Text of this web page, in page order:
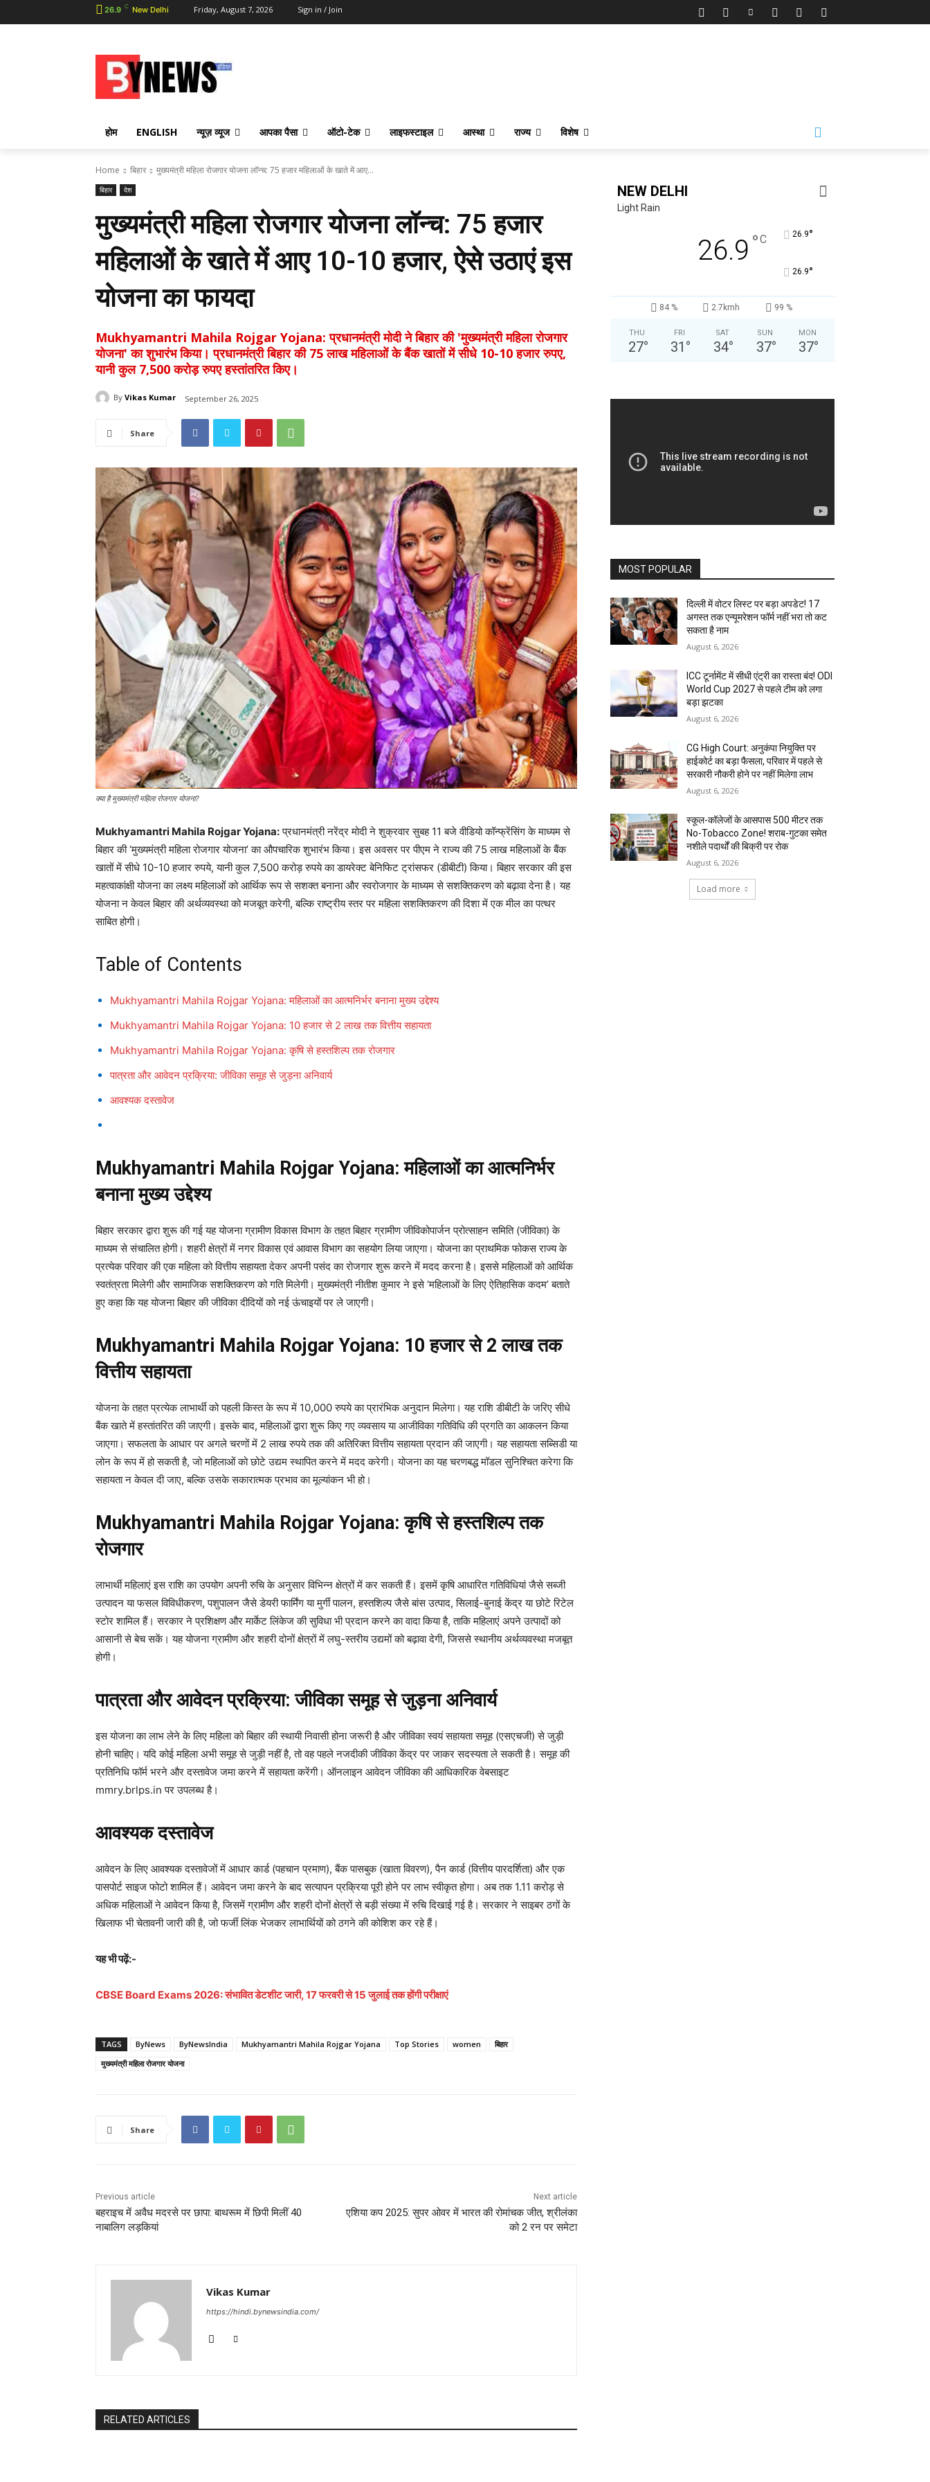
26.9 C New Delhi Friday, August 7, 2026 Sign in / Join
होम ENGLISH न्यूज़ व्यूज आपका पैसा ऑटो-टेक लाइफस्टाइल आस्था राज्य विशेष
Home बिहार मुख्यमंत्री महिला रोजगार योजना लॉन्च: 75 हजार महिलाओं के खाते में आए...
बिहार देश
मुख्यमंत्री महिला रोजगार योजना लॉन्च: 75 हजार
महिलाओं के खाते में आए 10-10 हजार, ऐसे उठाएं इस
योजना का फायदा
Mukhyamantri Mahila Rojgar Yojana: प्रधानमंत्री मोदी ने बिहार की 'मुख्यमंत्री महिला रोजगार
योजना' का शुभारंभ किया। प्रधानमंत्री बिहार की 75 लाख महिलाओं के बैंक खातों में सीधे 10-10 हजार रुपए,
यानी कुल 7,500 करोड़ रुपए हस्तांतरित किए।
By Vikas Kumar September 26, 2025
Share
क्या है मुख्यमंत्री महिला रोजगार योजना?
Mukhyamantri Mahila Rojgar Yojana:प्रधानमंत्री नरेंद्र मोदी ने शुक्रवार सुबह 11 बजे वीडियो कॉन्फ्रेंसिंग के माध्यम से
बिहार की ‘मुख्यमंत्री महिला रोजगार योजना’ का औपचारिक शुभारंभ किया। इस अवसर पर पीएम ने राज्य की 75 लाख महिलाओं के बैंक
खातों में सीधे 10-10 हजार रुपये, यानी कुल 7,500 करोड़ रुपये का डायरेक्ट बेनिफिट ट्रांसफर (डीबीटी) किया। बिहार सरकार की इस
महत्वाकांक्षी योजना का लक्ष्य महिलाओं को आर्थिक रूप से सशक्त बनाना और स्वरोजगार के माध्यम से सशक्तिकरण को बढ़ावा देना है। यह
योजना न केवल बिहार की अर्थव्यवस्था को मजबूत करेगी, बल्कि राष्ट्रीय स्तर पर महिला सशक्तिकरण की दिशा में एक मील का पत्थर
साबित होगी।
Table of Contents
Mukhyamantri Mahila Rojgar Yojana: महिलाओं का आत्मनिर्भर बनाना मुख्य उद्देश्य
Mukhyamantri Mahila Rojgar Yojana: 10 हजार से 2 लाख तक वित्तीय सहायता
Mukhyamantri Mahila Rojgar Yojana: कृषि से हस्तशिल्प तक रोजगार
पात्रता और आवेदन प्रक्रिया: जीविका समूह से जुड़ना अनिवार्य
आवश्यक दस्तावेज
Mukhyamantri Mahila Rojgar Yojana: महिलाओं का आत्मनिर्भर
बनाना मुख्य उद्देश्य
बिहार सरकार द्वारा शुरू की गई यह योजना ग्रामीण विकास विभाग के तहत बिहार ग्रामीण जीविकोपार्जन प्रोत्साहन समिति (जीविका) के
माध्यम से संचालित होगी। शहरी क्षेत्रों में नगर विकास एवं आवास विभाग का सहयोग लिया जाएगा। योजना का प्राथमिक फोकस राज्य के
प्रत्येक परिवार की एक महिला को वित्तीय सहायता देकर अपनी पसंद का रोजगार शुरू करने में मदद करना है। इससे महिलाओं को आर्थिक
स्वतंत्रता मिलेगी और सामाजिक सशक्तिकरण को गति मिलेगी। मुख्यमंत्री नीतीश कुमार ने इसे ‘महिलाओं के लिए ऐतिहासिक कदम’ बताते
हुए कहा कि यह योजना बिहार की जीविका दीदियों को नई ऊंचाइयों पर ले जाएगी।
Mukhyamantri Mahila Rojgar Yojana: 10 हजार से 2 लाख तक
वित्तीय सहायता
योजना के तहत प्रत्येक लाभार्थी को पहली किस्त के रूप में 10,000 रुपये का प्रारंभिक अनुदान मिलेगा। यह राशि डीबीटी के जरिए सीधे
बैंक खाते में हस्तांतरित की जाएगी। इसके बाद, महिलाओं द्वारा शुरू किए गए व्यवसाय या आजीविका गतिविधि की प्रगति का आकलन किया
जाएगा। सफलता के आधार पर अगले चरणों में 2 लाख रुपये तक की अतिरिक्त वित्तीय सहायता प्रदान की जाएगी। यह सहायता सब्सिडी या
लोन के रूप में हो सकती है, जो महिलाओं को छोटे उद्यम स्थापित करने में मदद करेगी। योजना का यह चरणबद्ध मॉडल सुनिश्चित करेगा कि
सहायता न केवल दी जाए, बल्कि उसके सकारात्मक प्रभाव का मूल्यांकन भी हो।
Mukhyamantri Mahila Rojgar Yojana: कृषि से हस्तशिल्प तक
रोजगार
लाभार्थी महिलाएं इस राशि का उपयोग अपनी रुचि के अनुसार विभिन्न क्षेत्रों में कर सकती हैं। इसमें कृषि आधारित गतिविधियां जैसे सब्जी
उत्पादन या फसल विविधीकरण, पशुपालन जैसे डेयरी फार्मिंग या मुर्गी पालन, हस्तशिल्प जैसे बांस उत्पाद, सिलाई-बुनाई केंद्र या छोटे रिटेल
स्टोर शामिल हैं। सरकार ने प्रशिक्षण और मार्केट लिंकेज की सुविधा भी प्रदान करने का वादा किया है, ताकि महिलाएं अपने उत्पादों को
आसानी से बेच सकें। यह योजना ग्रामीण और शहरी दोनों क्षेत्रों में लघु-स्तरीय उद्यमों को बढ़ावा देगी, जिससे स्थानीय अर्थव्यवस्था मजबूत
होगी।
पात्रता और आवेदन प्रक्रिया: जीविका समूह से जुड़ना अनिवार्य
इस योजना का लाभ लेने के लिए महिला को बिहार की स्थायी निवासी होना जरूरी है और जीविका स्वयं सहायता समूह (एसएचजी) से जुड़ी
होनी चाहिए। यदि कोई महिला अभी समूह से जुड़ी नहीं है, तो वह पहले नजदीकी जीविका केंद्र पर जाकर सदस्यता ले सकती है। समूह की
प्रतिनिधि फॉर्म भरने और दस्तावेज जमा करने में सहायता करेंगी। ऑनलाइन आवेदन जीविका की आधिकारिक वेबसाइट
mmry.brlps.in पर उपलब्ध है।
आवश्यक दस्तावेज
आवेदन के लिए आवश्यक दस्तावेजों में आधार कार्ड (पहचान प्रमाण), बैंक पासबुक (खाता विवरण), पैन कार्ड (वित्तीय पारदर्शिता) और एक
पासपोर्ट साइज फोटो शामिल हैं। आवेदन जमा करने के बाद सत्यापन प्रक्रिया पूरी होने पर लाभ स्वीकृत होगा। अब तक 1.11 करोड़ से
अधिक महिलाओं ने आवेदन किया है, जिसमें ग्रामीण और शहरी दोनों क्षेत्रों से बड़ी संख्या में रुचि दिखाई गई है। सरकार ने साइबर ठगों के
खिलाफ भी चेतावनी जारी की है, जो फर्जी लिंक भेजकर लाभार्थियों को ठगने की कोशिश कर रहे हैं।
यह भी पढ़ें:-
CBSE Board Exams 2026: संभावित डेटशीट जारी, 17 फरवरी से 15 जुलाई तक होंगी परीक्षाएं
TAGS ByNews ByNewsIndia Mukhyamantri Mahila Rojgar Yojana Top Stories women
बिहार
मुख्यमंत्री महिला रोजगार योजना
Share
Previous article
बहराइच में अवैध मदरसे पर छापा: बाथरूम में छिपी मिलीं 40
नाबालिग लड़कियां
Next article
एशिया कप 2025: सुपर ओवर में भारत की रोमांचक जीत, श्रीलंका
को 2 रन पर समेटा
Vikas Kumar
https://hindi.bynewsindia.com/
RELATED ARTICLES
NEW DELHI
Light Rain
26.9 °C 26.9°
26.9°
84 % 2.7kmh 99 %
THU
27°
FRI
31 °
SAT
34°
SUN
37°
MON
37°
MOST POPULAR
दिल्ली में वोटर लिस्ट पर बड़ा अपडेट! 17
अगस्त तक एन्यूमरेशन फॉर्म नहीं भरा तो कट
सकता है नाम
August 6, 2026
ICC टूर्नामेंट में सीधी एंट्री का रास्ता बंद! ODI
World Cup 2027 से पहले टीम को लगा
बड़ा झटका
August 6, 2026
CG High Court: अनुकंपा नियुक्ति पर
हाईकोर्ट का बड़ा फैसला, परिवार में पहले से
सरकारी नौकरी होने पर नहीं मिलेगा लाभ
August 6, 2026
स्कूल-कॉलेजों के आसपास 500 मीटर तक
No-Tobacco Zone! शराब-गुटका समेत
नशीले पदार्थों की बिक्री पर रोक
August 6, 2026
Load more